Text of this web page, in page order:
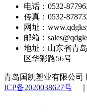
电话：0532-
传真：0532-
网址：
邮箱：
地址：山东省青
区华彩路56号
青岛国凯塑业有限公司
ICP备2020038627号